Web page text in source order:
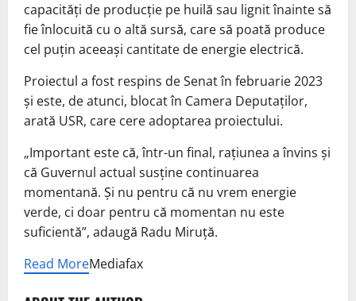
capacităţi de producţie pe huilă sau lignit înainte să
fie înlocuită cu o altă sursă, care să poată produce
cel puţin aceeaşi cantitate de energie electrică.
Proiectul a fost respins de Senat în februarie 2023
şi este, de atunci, blocat în Camera Deputaţilor,
arată USR, care cere adoptarea proiectului.
„Important este că, într-un final, raţiunea a învins şi
că Guvernul actual susţine continuarea
momentană. Şi nu pentru că nu vrem energie
verde, ci doar pentru că momentan nu este
suficientă”, adaugă Radu Miruţă.
Read MoreMediafax